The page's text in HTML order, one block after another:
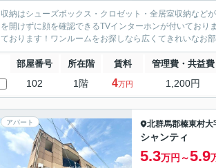
収納はシューズボックス・クロゼット・全居室収納など
を開けずに顔を確認できるTVインターホンが付いてお
ております！ワンルームをお探しなら広くてきれいなお
部屋番号 所在階 賃料 管理費・共益費
102 1階 4万円 1,200円
アパート 北群馬郡榛東村大
シャンティ
5.3万円～5.9